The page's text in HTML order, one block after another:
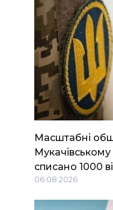
Масштабні
списано 1000
06.08.2026